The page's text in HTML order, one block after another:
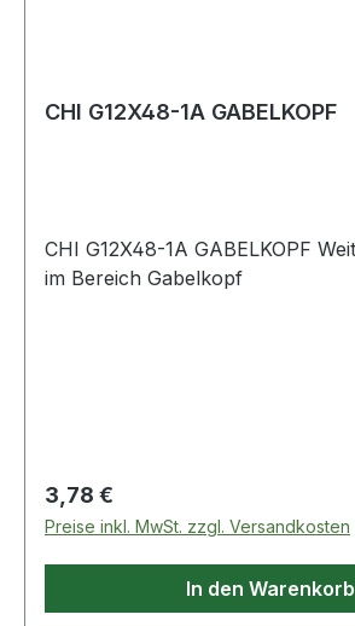
CHI G12X48-1A GABELKOPF
CHI G12X48-1A GABELKOPF Weitere Produkte
im Bereich Gabelkopf
Regulärer Preis:
3,78 €
Preise inkl. MwSt. zzgl. Versandkosten
In den Warenkorb